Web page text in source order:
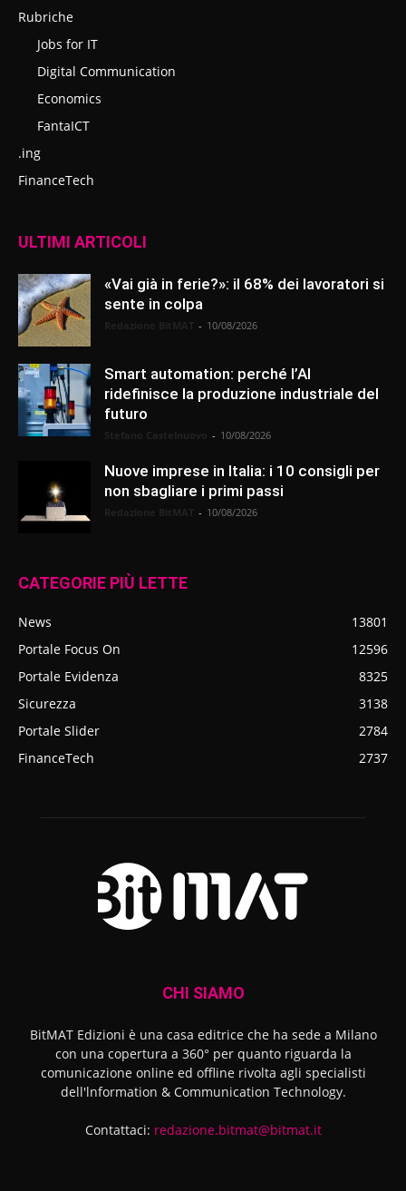
Rubriche
Jobs for IT
Digital Communication
Economics
FantaICT
.ing
FinanceTech
ULTIMI ARTICOLI
«Vai già in ferie?»: il 68% dei lavoratori si
sente in colpa
- 10/08/2026
Smart automation: perché l’AI
ridefinisce la produzione industriale del
futuro
- 10/08/2026
Nuove imprese in Italia: i 10 consigli per
non sbagliare i primi passi
- 10/08/2026
CATEGORIE PIÙ LETTE
News
13801
Portale Focus On
12596
Portale Evidenza
8325
Sicurezza
3138
Portale Slider
2784
FinanceTech
2737
CHI SIAMO
BitMAT Edizioni è una casa editrice che ha sede a Milano
con una copertura a 360° per quanto riguarda la
comunicazione online ed offline rivolta agli specialisti
dell'lnformation & Communication Technology.
Contattaci: redazione.bitmat@bitmat.it